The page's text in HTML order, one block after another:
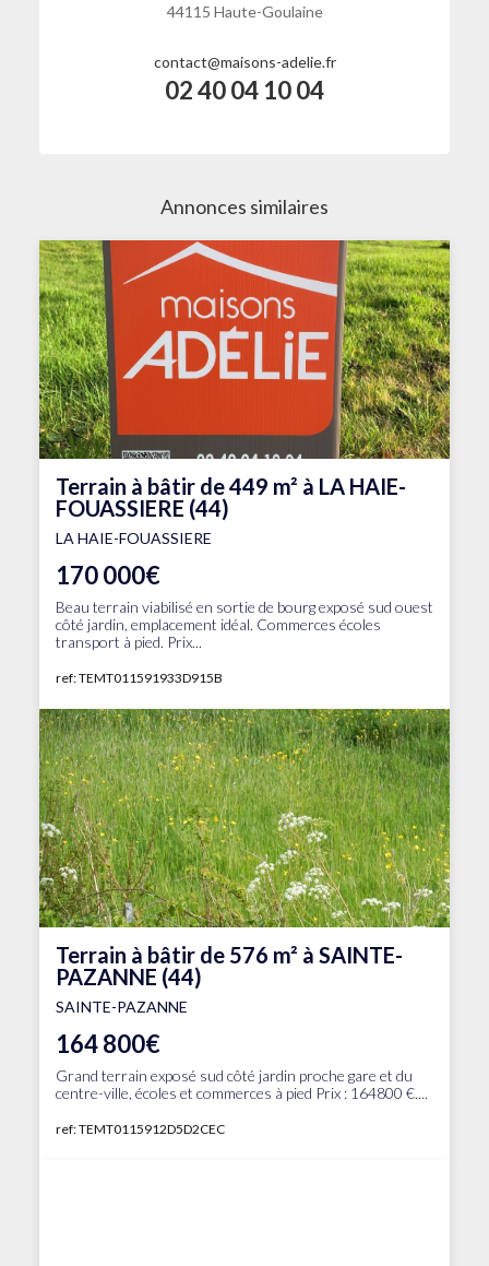
44115 Haute-Goulaine
contact@maisons-adelie.fr
02 40 04 10 04
Annonces similaires
Terrain à bâtir de 449 m² à LA HAIE-
FOUASSIERE (44)
LA HAIE-FOUASSIERE
170 000€
Beau terrain viabilisé en sortie de bourg exposé sud ouest
côté jardin, emplacement idéal. Commerces écoles
transport à pied. Prix...
ref: TEMT011591933D915B
Terrain à bâtir de 576 m² à SAINTE-
PAZANNE (44)
SAINTE-PAZANNE
164 800€
Grand terrain exposé sud côté jardin proche gare et du
centre-ville, écoles et commerces à pied Prix : 164800 €....
ref: TEMT0115912D5D2CEC